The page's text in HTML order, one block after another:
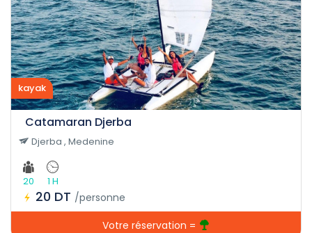
kayak
Catamaran Djerba
Djerba , Medenine
20 1 H
20 DT /personne
Votre réservation =